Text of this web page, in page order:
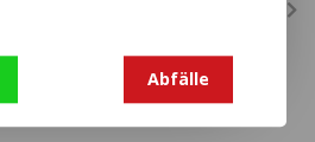
Abfälle